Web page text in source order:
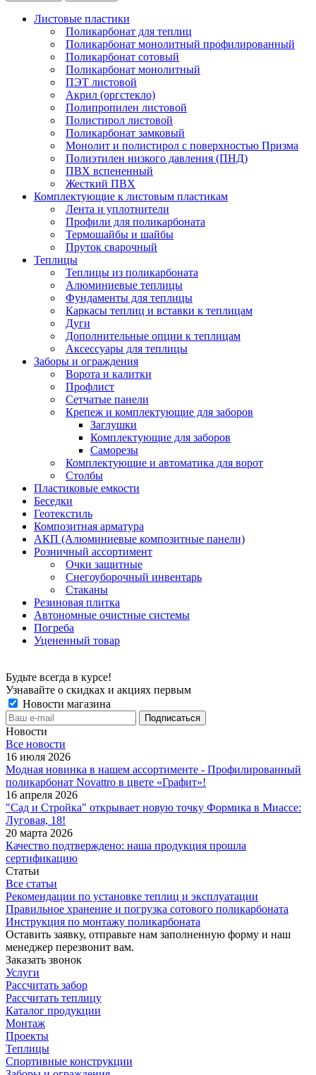
Листовые пластики
Поликарбонат для теплиц
Поликарбонат монолитный профилированный
Поликарбонат сотовый
Поликарбонат монолитный
ПЭТ листовой
Акрил (оргстекло)
Полипропилен листовой
Полистирол листовой
Поликарбонат замковый
Монолит и полистирол с поверхностью Призма
Полиэтилен низкого давления (ПНД)
ПВХ вспененный
Жесткий ПВХ
Комплектующие к листовым пластикам
Лента и уплотнители
Профили для поликарбоната
Термошайбы и шайбы
Пруток сварочный
Теплицы
Теплицы из поликарбоната
Алюминиевые теплицы
Фундаменты для теплицы
Каркасы теплиц и вставки к теплицам
Дуги
Дополнительные опции к теплицам
Аксессуары для теплицы
Заборы и ограждения
Ворота и калитки
Профлист
Сетчатые панели
Крепеж и комплектующие для заборов
Заглушки
Комплектующие для заборов
Саморезы
Комплектующие и автоматика для ворот
Столбы
Пластиковые емкости
Беседки
Геотекстиль
Композитная арматура
АКП (Алюминиевые композитные панели)
Розничный ассортимент
Очки защитные
Снегоуборочный инвентарь
Стаканы
Резиновая плитка
Автономные очистные системы
Погреба
Уцененный товар
Будьте всегда в курсе!
Узнавайте о скидках и акциях первым
Новости магазина
Новости
Все новости
16 июля 2026
Модная новинка в нашем ассортименте - Профилированный
поликарбонат Novattro в цвете «Графит»!
16 апреля 2026
"Сад и Стройка" открывает новую точку Формика в Миассе:
Луговая, 18!
20 марта 2026
Качество подтверждено: наша продукция прошла
сертификацию
Статьи
Все статьи
Рекомендации по установке теплиц и эксплуатации
Правильное хранение и погрузка сотового поликарбоната
Инструкция по монтажу поликарбоната
Оставить заявку, отправьте нам заполненную форму и наш
менеджер перезвонит вам.
Заказать звонок
Услуги
Рассчитать забор
Рассчитать теплицу
Каталог продукции
Монтаж
Проекты
Теплицы
Спортивные конструкции